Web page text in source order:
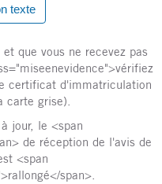
texte
que vous ne recevez pas
certificat d'immatriculation
carte grise).
jour, le <span
de réception de l'avis de
<span
span>.